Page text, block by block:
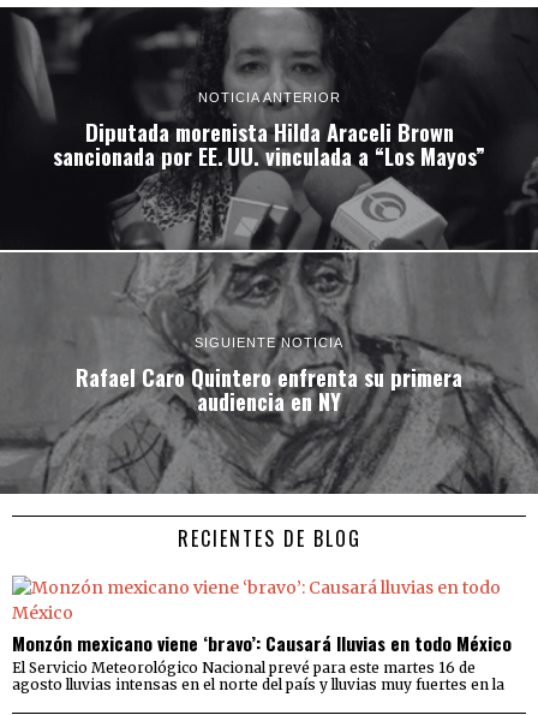
NOTICIA ANTERIOR
Diputada morenista Hilda Araceli Brown
sancionada por EE. UU. vinculada a “Los Mayos”
SIGUIENTE NOTICIA
Rafael Caro Quintero enfrenta su primera
audiencia en NY
RECIENTES DE BLOG
Monzón mexicano viene ‘bravo’: Causará lluvias en todo México
El Servicio Meteorológico Nacional prevé para este martes 16 de
agosto lluvias intensas en el norte del país y lluvias muy fuertes en la